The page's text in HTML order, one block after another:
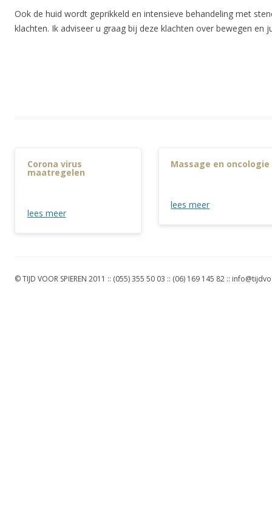
Ook de huid wordt geprikkeld en intensieve behandeling met
klachten. Ik adviseer u graag bij deze klachten over bewegen en
Corona virus
maatregelen
lees meer
Massage en oncologie
lees meer
© TIJD VOOR SPIEREN 2011 :: (055) 355 50 03 :: (06) 169 145 82 ::